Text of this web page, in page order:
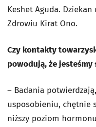
Keshet Aguda.
Zdrowiu Kirat Ono.
Czy kontakty
powodują, że jesteśmy
– Badania
usposobieniu, chętnie
niższy poziom